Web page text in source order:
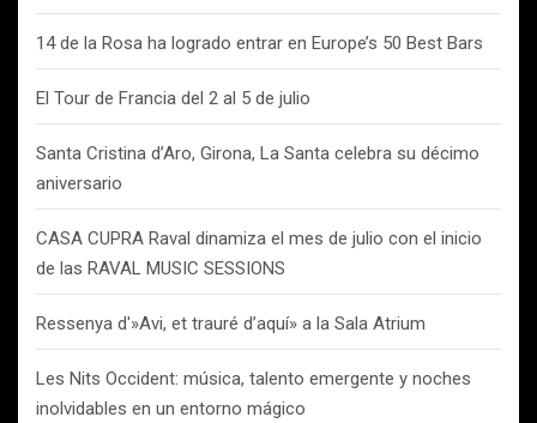
14 de la Rosa ha logrado entrar en Europe’s 50 Best Bars
El Tour de Francia del 2 al 5 de julio
Santa Cristina d’Aro, Girona, La Santa celebra su décimo
aniversario
CASA CUPRA Raval dinamiza el mes de julio con el inicio
de las RAVAL MUSIC SESSIONS
Ressenya d'»Avi, et trauré d’aquí» a la Sala Atrium
Les Nits Occident: música, talento emergente y noches
inolvidables en un entorno mágico